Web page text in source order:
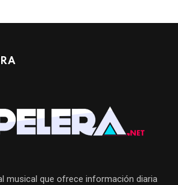
musical que ofrece información diaria